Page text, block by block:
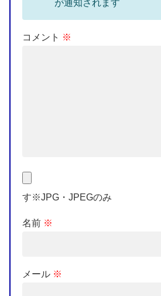
が通知されます
コメント ※
す※JPG・JPEGのみ
名前 ※
メール ※